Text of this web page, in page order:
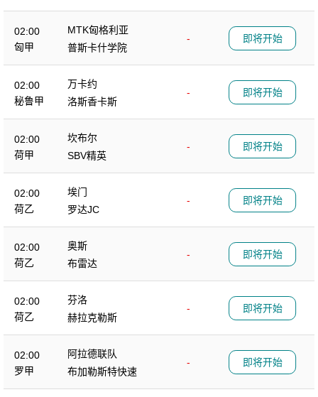
02:00
匈甲
MTK匈格利亚
-
普斯卡什学院
即将开始
02:00
秘鲁甲
万卡约
-
洛斯香卡斯
即将开始
02:00
荷甲
坎布尔
-
SBV精英
即将开始
02:00
荷乙
埃门
-
罗达JC
即将开始
02:00
荷乙
奥斯
-
布雷达
即将开始
02:00
荷乙
芬洛
-
赫拉克勒斯
即将开始
02:00
罗甲
阿拉德联队
-
布加勒斯特快速
即将开始